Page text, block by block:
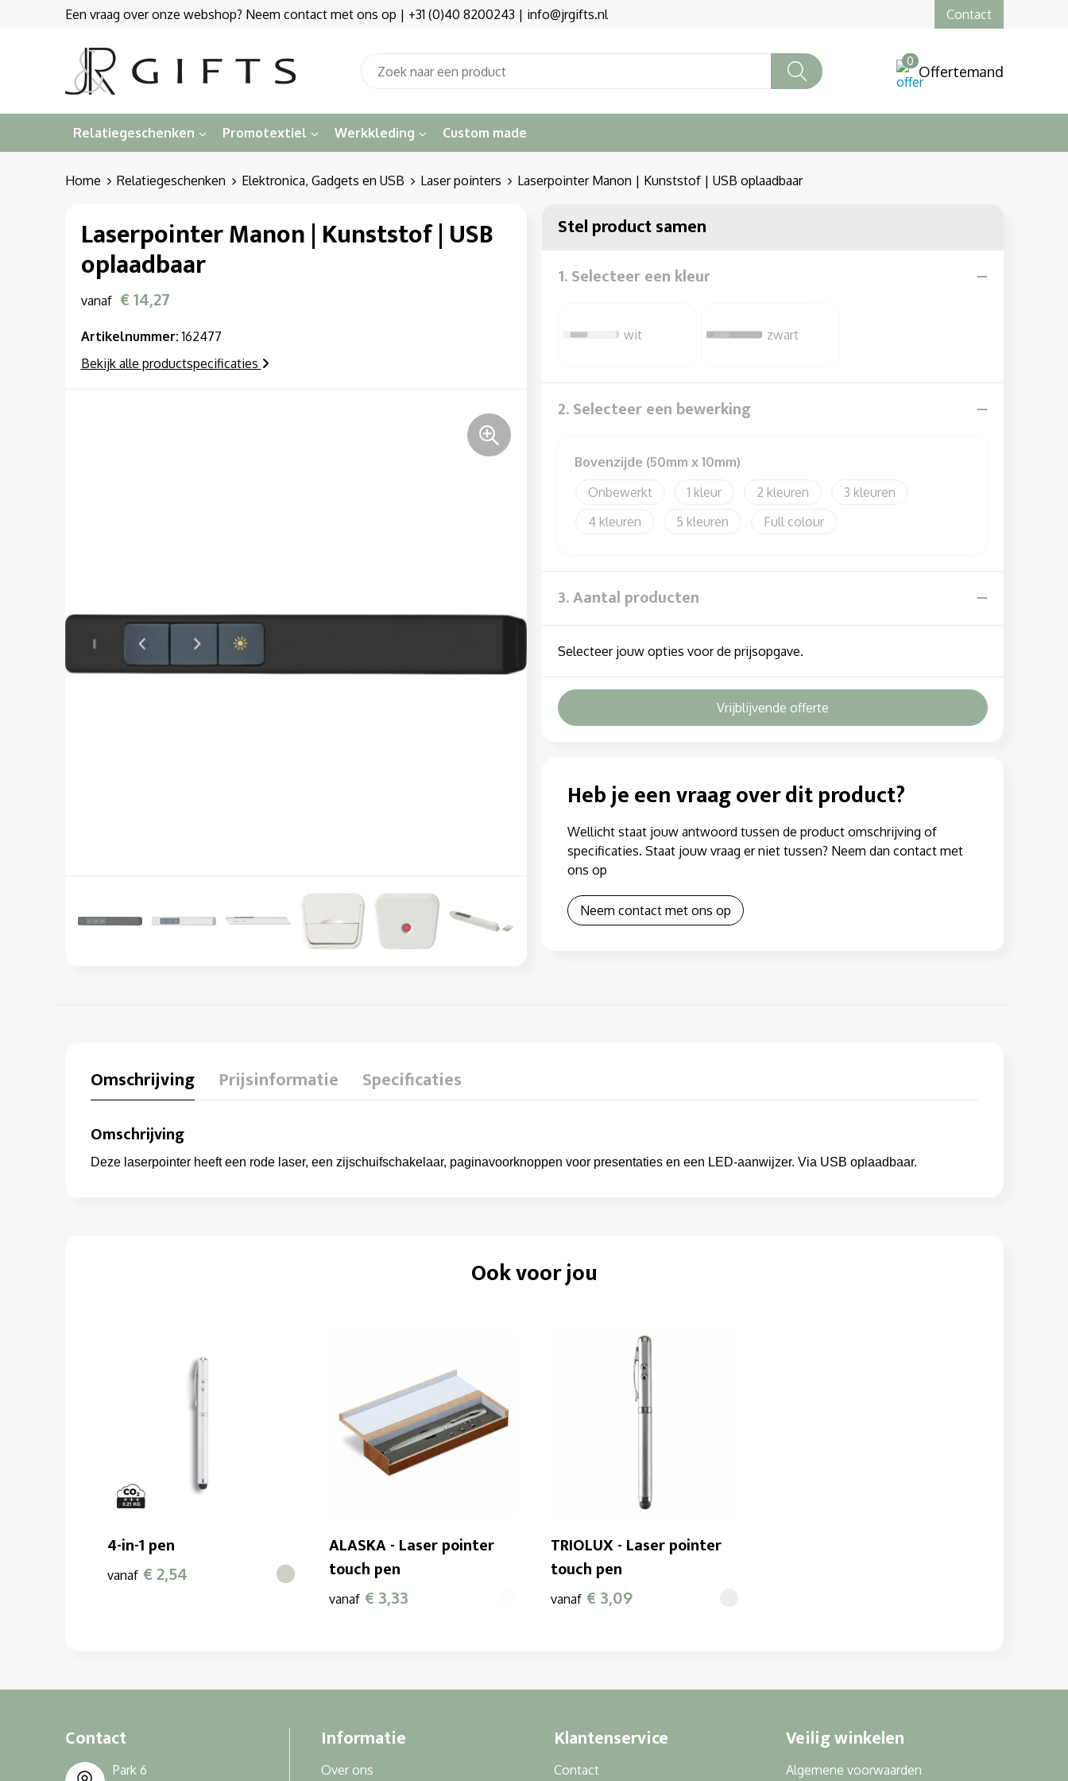
Een vraag over onze webshop? Neem contact met ons op | +31 (0)40 8200243 | info@jrgifts.nl Contact
0
Offertemand
Relatiegeschenken Promotextiel Werkkleding Custom made
Home Relatiegeschenken Elektronica, Gadgets en USB Laser pointers Laserpointer Manon | Kunststof | USB oplaadbaar
Laserpointer Manon | Kunststof | USB
oplaadbaar
vanaf € 14,27
Artikelnummer: 162477
Bekijk alle productspecificaties
Stel product samen
1. Selecteer een kleur
wit zwart
2. Selecteer een bewerking
Bovenzijde (50mm x 10mm)
Onbewerkt
1 2
3
4
5 Full colour
3. Aantal producten
Selecteer jouw opties voor de prijsopgave.
Vrijblijvende offerte
Heb je een vraag over dit product?
Wellicht staat jouw antwoord tussen de product omschrijving of
specificaties. Staat jouw vraag er niet tussen? Neem dan contact met
ons op
Neem contact met ons op
Omschrijving Prijsinformatie Specificaties
Omschrijving
Deze laserpointer heeft een rode laser, een zijschuifschakelaar, paginavoorknoppen voor presentaties en een LED-aanwijzer. Via USB oplaadbaar.
Ook voor jou
4-in-1 pen
vanaf € 2,54
ALASKA - Laser pointer
touch pen
vanaf € 3,33
TRIOLUX - Laser pointer
touch pen
vanaf € 3,09
Contact
Park 6
Informatie
Over ons
Klantenservice
Contact
Veilig winkelen
Algemene voorwaarden